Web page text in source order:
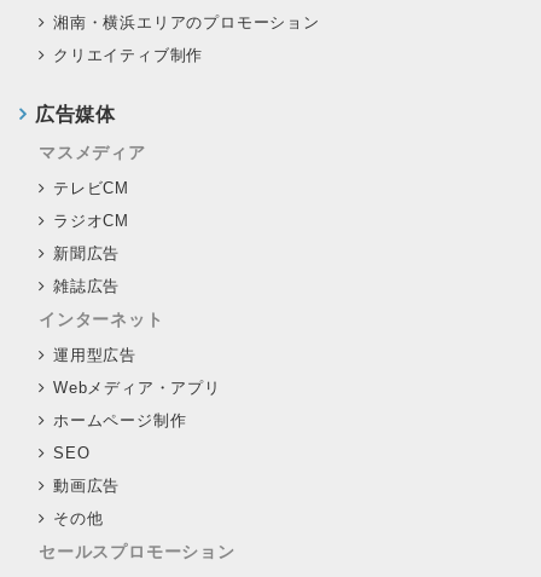
湘南・横浜エリアのプロモーション
クリエイティブ制作
広告媒体
マスメディア
テレビCM
ラジオCM
新聞広告
雑誌広告
インターネット
運用型広告
Webメディア・アプリ
ホームページ制作
SEO
動画広告
その他
セールスプロモーション